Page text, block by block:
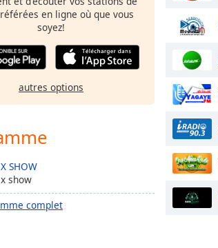
en ligne où que vous
soyez!
autres options
SHOW
show
complet